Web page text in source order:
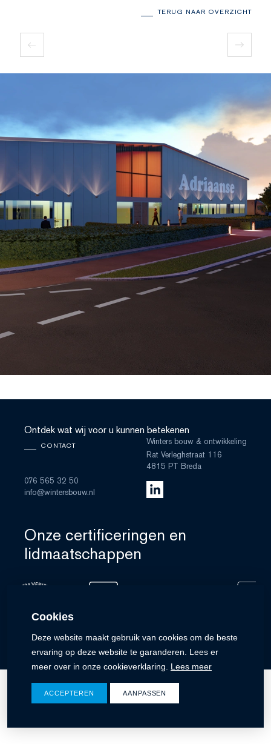
Cookies
Deze website maakt gebruik van cookies om de beste
ervaring op deze website te garanderen. Lees er
meer over in onze cookieverklaring. Lees meer
ACCEPTEREN AANPASSEN
TERUG NAAR OVERZICHT
Ontdek wat wij voor u kunnen betekenen
CONTACT
076 565 32 50
info@wintersbouw.nl
Winters bouw & ontwikkeling
Rat Verleghstraat 116
4815 PT Breda
Onze certificeringen en
lidmaatschappen